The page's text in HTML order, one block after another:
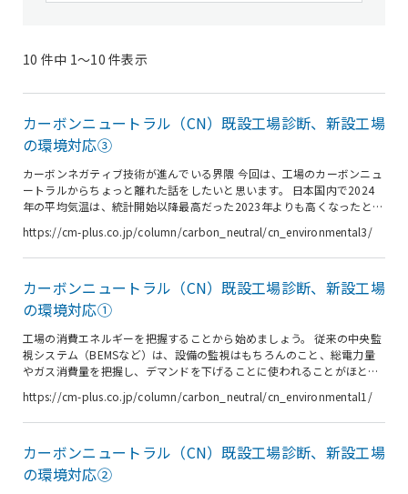
10 件中 1〜10 件表示
カーボンニュートラル（CN）既設工場診断、新設工場
の環境対応③
カーボンネガティブ技術が進んでいる界隈 今回は、工場のカーボンニュ
ートラルからちょっと離れた話をしたいと思います。 日本国内で2024
年の平均気温は、統計開始以降最高だった2023年よりも高くなったと発
2024年は上回った※2と発表されています。 日本のみならず、世界各地
でも異常気象による災害が頻繁に起きるようになっています。 2023年
発出され、「世界全体の温室効果ガス排出量は増加し続けている。人間
活動が主に温室効果ガスの排出を通して地球温暖化を引き起こして...
https://cm-plus.co.jp/column/carbon_neutral/cn_environmental3/
カーボンニュートラル（CN）既設工場診断、新設工場
の環境対応①
工場の消費エネルギーを把握することから始めましょう。 従来の中央監
視システム（BEMSなど）は、設備の監視はもちろんのこと、総電力量
やガス消費量を把握し、デマンドを下げることに使われることがほとん
も具体的な削減策を立てることができません。工場の消費エネルギーを
削減するには、何が、どこで、どのくらい、どうしてエネルギー消費が
ネルギー監視設備や中央監視設備などは、消費エネルギーを詳細に把握
できるようになっています。しかし、古い工場では、要所要所に計測器
やセンサー、電力...
https://cm-plus.co.jp/column/carbon_neutral/cn_environmental1/
カーボンニュートラル（CN）既設工場診断、新設工場
の環境対応②